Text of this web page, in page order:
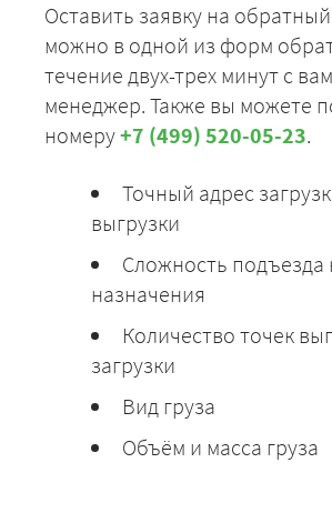
Оставить заявку на
можно в одной из форм
течение двух-трех минут с
менеджер. Также вы можете
номеру+7 (499) 520-05-23.
Точный адрес
выгрузки
Сложность подъезда
назначения
Количество точек
загрузки
Вид груза
Объём и масса груза